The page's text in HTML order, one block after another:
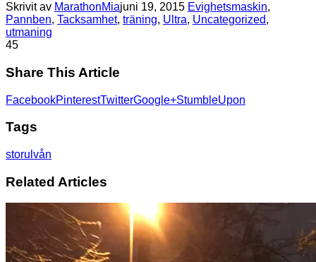
Skrivit av MarathonMiajuni 19, 2015 Evighetsmaskin,
Pannben, Tacksamhet, träning, Ultra, Uncategorized,
utmaning
45
Share This Article
FacebookPinterestTwitterGoogle+StumbleUpon
Tags
storulvån
Related Articles